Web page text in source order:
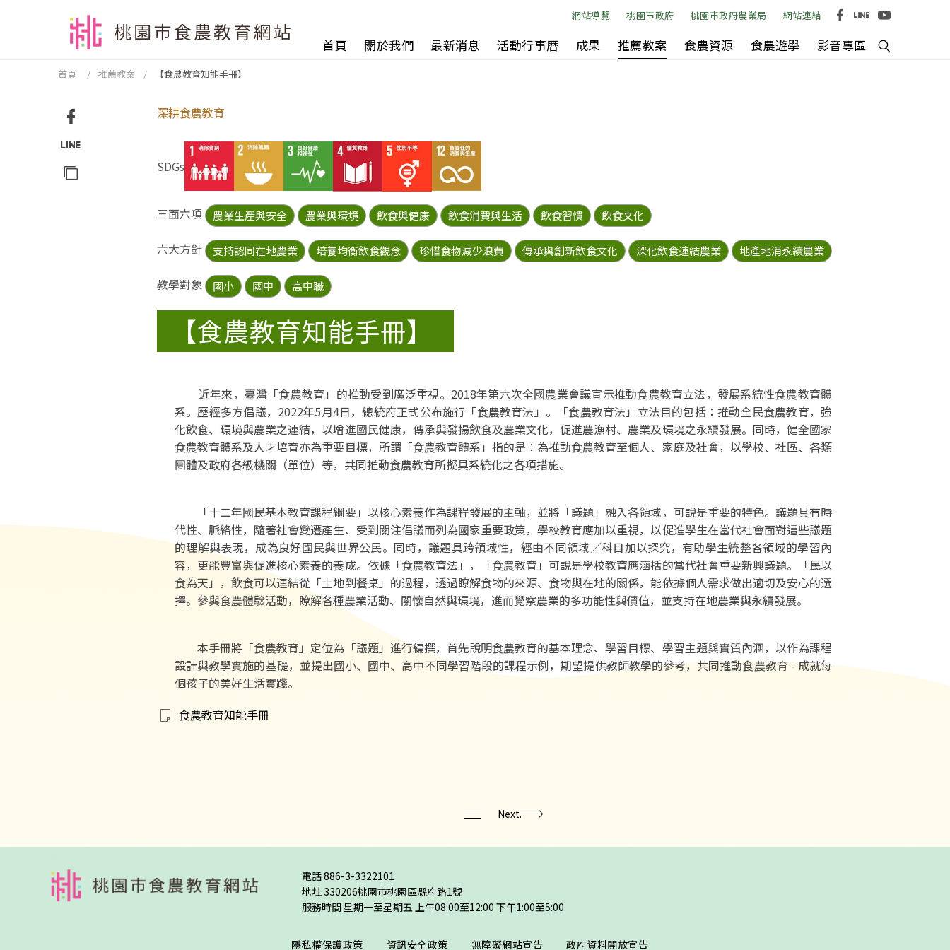
網站導覽 桃園市政府 桃園市政府農業局 網站連結
首頁 關於我們 最新消息 活動行事曆 成果 推薦教案 食農資源 食農遊學 影音專區
首頁 推薦教案 【食農教育知能手冊】
分享
Line
分享
深耕食農教育
SDGs
三面六項 農業生產與安全 農業與環境 飲食與健康 飲食消費與生活 飲食習慣 飲食文化
六大方針 支持認同在地農業 培養均衡飲食觀念 珍惜食物減少浪費 傳承與創新飲食文化 深化飲食連結農業 地產地消永續農業
教學對象 國小 國中 高中職
【食農教育知能手冊】
近年來，臺灣「食農教育」的推動受到廣泛重視。2018年第六次全國農業會議宣示推動食農教育立法，發展系統性食農教育體
系。歷經多方倡議，2022年5月4日，總統府正式公布施行「食農教育法」。「食農教育法」立法目的包括：推動全民食農教育，強
化飲食、環境與農業之連結，以增進國民健康，傳承與發揚飲食及農業文化，促進農漁村、農業及環境之永續發展。同時，健全國家
食農教育體系及人才培育亦為重要目標，所謂「食農教育體系」指的是：為推動食農教育至個人、家庭及社會，以學校、社區、各類
團體及政府各級機關（單位）等，共同推動食農教育所擬具系統化之各項措施。
「十二年國民基本教育課程綱要」以核心素養作為課程發展的主軸，並將「議題」融入各領域，可說是重要的特色。議題具有時
代性、脈絡性，隨著社會變遷產生、受到關注倡議而列為國家重要政策，學校教育應加以重視，以促進學生在當代社會面對這些議題
的理解與表現，成為良好國民與世界公民。同時，議題具跨領域性，經由不同領域／科目加以探究，有助學生統整各領域的學習內
容，更能豐富與促進核心素養的養成。依據「食農教育法」，「食農教育」可說是學校教育應涵括的當代社會重要新興議題。「民以
食為天」，飲食可以連結從「土地到餐桌」的過程，透過瞭解食物的來源、食物與在地的關係，能依據個人需求做出適切及安心的選
擇。參與食農體驗活動，瞭解各種農業活動、關懷自然與環境，進而覺察農業的多功能性與價值，並支持在地農業與永續發展。
本手冊將「食農教育」定位為「議題」進行編撰，首先說明食農教育的基本理念、學習目標、學習主題與實質內涵，以作為課程
設計與教學實施的基礎，並提出國小、國中、高中不同學習階段的課程示例，期望提供教師教學的參考，共同推動食農教育 - 成就每
個孩子的美好生活實踐。
食農教育知能手冊
Next.
電話886-3-3322101
地址330206桃園市桃園區縣府路1號
服務時間 星期一至星期五 上午08:00至12:00 下午1:00至5:00
隱私權保護政策 資訊安全政策 無障礙網站宣告 政府資料開放宣告